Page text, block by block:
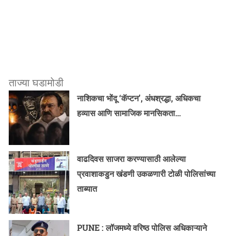
ताज्या घडामोडी
नाशिकचा भोंदू ‘कॅप्टन’, अंधश्रद्धा, अधिकचा
हव्यास आणि सामाजिक मानसिकता…
वाढदिवस साजरा करण्यासाठी आलेल्या
प्रवाशाकडुन खंडणी उकळणारी टोळी पोलिसांच्या
ताब्यात
PUNE : लॉजमध्ये वरिष्ठ पोलिस अधिकाऱ्याने